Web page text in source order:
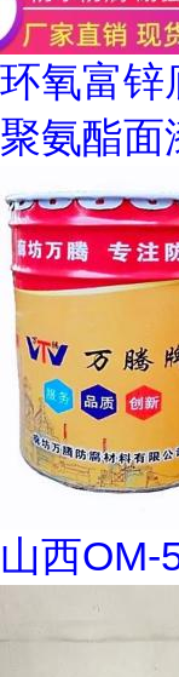
环氧富锌
聚氨酯面
山西OM-